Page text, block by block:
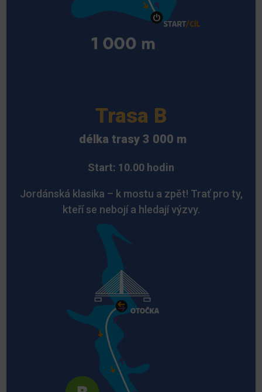
Trasa B
délka trasy 3 000 m
Start: 10.00 hodin
Jordánská klasika – k mostu a zpět! Trať pro ty,
kteří se nebojí a hledají výzvy.